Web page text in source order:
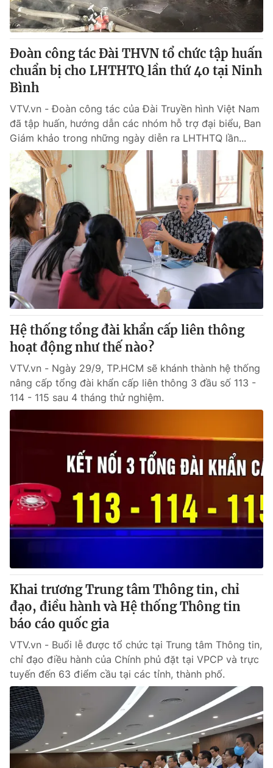
Đoàn công tác Đài THVN tổ chức tập huấn
chuẩn bị cho LHTHTQ lần thứ 40 tại Ninh
Bình
VTV.vn - Đoàn công tác của Đài Truyền hình Việt Nam
đã tập huấn, hướng dẫn các nhóm hỗ trợ đại biểu, Ban
Giám khảo trong những ngày diễn ra LHTHTQ lần...
Hệ thống tổng đài khẩn cấp liên thông
hoạt động như thế nào?
VTV.vn - Ngày 29/9, TP.HCM sẽ khánh thành hệ thống
nâng cấp tổng đài khẩn cấp liên thông 3 đầu số 113 -
114 - 115 sau 4 tháng thử nghiệm.
Khai trương Trung tâm Thông tin, chỉ
đạo, điều hành và Hệ thống Thông tin
báo cáo quốc gia
VTV.vn - Buổi lễ được tổ chức tại Trung tâm Thông tin,
chỉ đạo điều hành của Chính phủ đặt tại VPCP và trực
tuyến đến 63 điểm cầu tại các tỉnh, thành phố.